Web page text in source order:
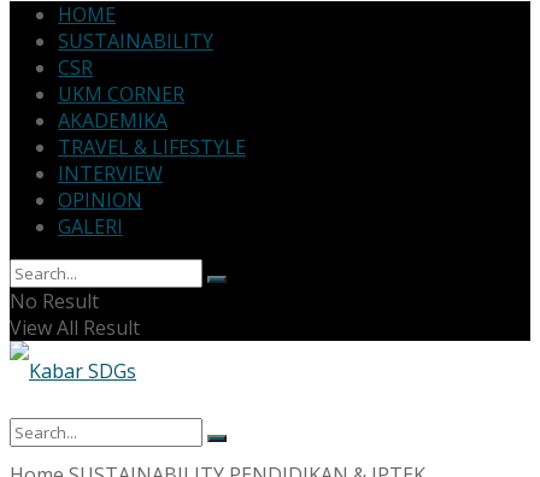
HOME
SUSTAINABILITY
CSR
UKM CORNER
AKADEMIKA
TRAVEL & LIFESTYLE
INTERVIEW
OPINION
GALERI
No Result
View All Result